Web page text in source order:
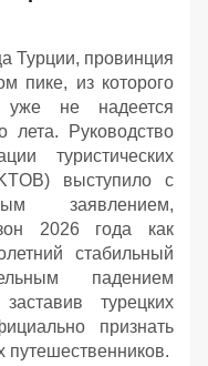
Турции, провинция
пике, из которого
уже не надеется
лета. Руководство
туристических
выступило с
заявлением,
2026 года как
стабильный
падением
турецких
признать
путешественников.